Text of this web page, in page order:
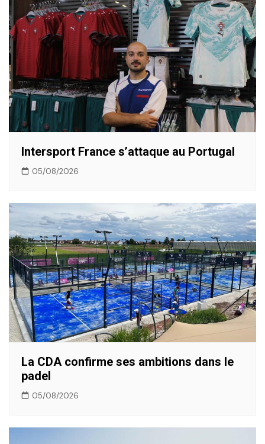
l’article
Intersport France s’attaque au Portugal
05/08/2026
La CDA confirme ses ambitions dans le
padel
05/08/2026